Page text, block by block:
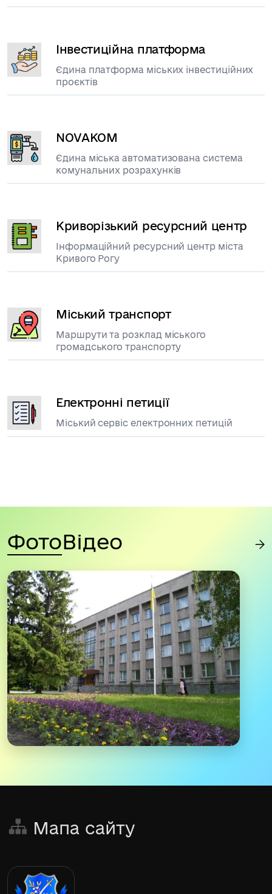
територію
Інвестиційна платформа
Єдина платформа міських інвестиційних
проєктів
NOVAKOM
Єдина міська автоматизована система
комунальних розрахунків
Криворізький ресурсний центр
Інформаційний ресурсний центр міста
Кривого Рогу
Міський транспорт
Маршрути та розклад міського
громадського транспорту
Електронні петиції
Міський сервіс електронних петицій
ФотоВідео
Мапа сайту